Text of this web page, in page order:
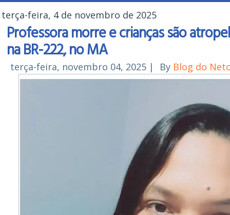
terça-feira, 4 de novembro de 2025
Professora morre e crianças são
na BR-222, no MA
terça-feira, novembro 04, 2025 | By Blog do